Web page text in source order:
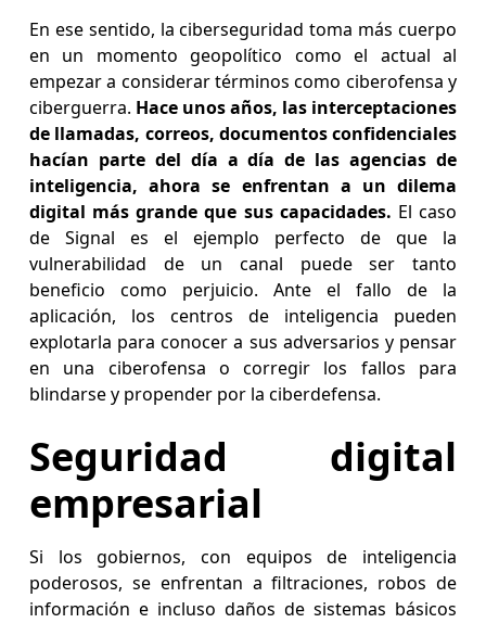
En ese sentido, la ciberseguridad toma más cuerpo
en un momento geopolítico como el actual al
empezar a considerar términos como ciberofensa y
ciberguerra. Hace unos años, las interceptaciones
de llamadas, correos, documentos confidenciales
hacían parte del día a día de las agencias de
inteligencia, ahora se enfrentan a un dilema
digital más grande que sus capacidades. El caso
de Signal es el ejemplo perfecto de que la
vulnerabilidad de un canal puede ser tanto
beneficio como perjuicio. Ante el fallo de la
aplicación, los centros de inteligencia pueden
explotarla para conocer a sus adversarios y pensar
en una ciberofensa o corregir los fallos para
blindarse y propender por la ciberdefensa.
Seguridad digital
empresarial
Si los gobiernos, con equipos de inteligencia
poderosos, se enfrentan a filtraciones, robos de
información e incluso daños de sistemas básicos